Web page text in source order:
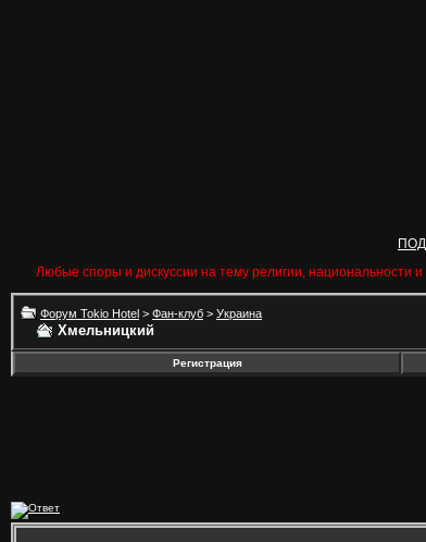
Любые споры и дискуссии на тему религии, национальности
Форум Tokio Hotel > Фан-клуб > Украина
Хмельницкий
Регистрация